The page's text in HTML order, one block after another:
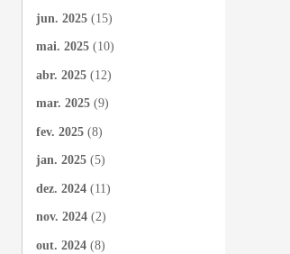
jun. 2025 (15)
mai. 2025 (10)
abr. 2025 (12)
mar. 2025 (9)
fev. 2025 (8)
jan. 2025 (5)
dez. 2024 (11)
nov. 2024 (2)
out. 2024 (8)